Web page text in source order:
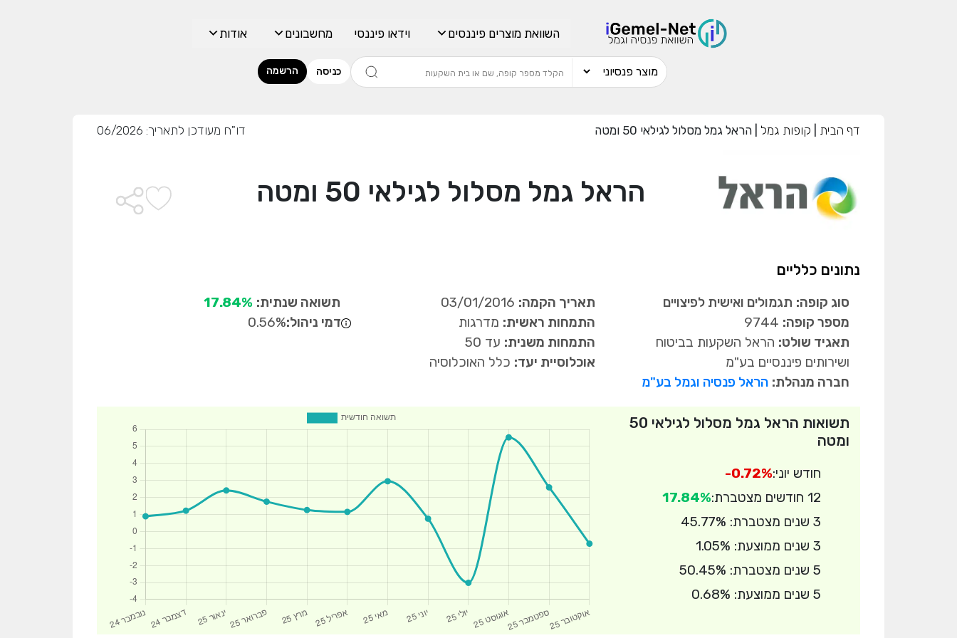
השוואת מוצרים פיננסים וידאו פיננסי מחשבונים אודות
כניסה הרשמה
דף הבית קופות גמל הראל גמל מסלול לגילאי 50 ומטה דו"ח מעודכן לתאריך: 06/2026
הראל גמל מסלול לגילאי 50 ומטה
נתונים כלליים
סוג קופה: תגמולים ואישית לפיצויים
מספר קופה:
תאגיד שולט: הראל השקעות בביטוח
ושירותים פיננסיים בע"מ
חברה מנהלת: הראל פנסיה וגמל בע"מ
תאריך הקמה:
התמחות ראשית: מדרגות
התמחות משנית: עד 50
אוכלוסיית יעד: כלל האוכלוסיה
תשואה שנתית: 17.84%
דמי ניהול:0.56%
תשואות הראל גמל מסלול לגילאי 50
ומטה
חודש יוני:-0.72%
12 חודשים מצטברת:
17.84%
3 שנים מצטברת: 45.77%
3 שנים ממוצעת: 1.05%
5 שנים מצטברת: 50.45%
5 שנים ממוצעת: 0.68%